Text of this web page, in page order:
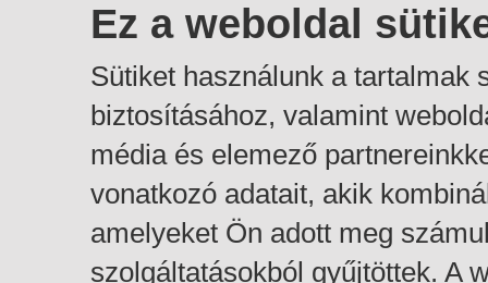
Ez a weboldal
Sütiket használunk a tartalmak
biztosításához, valamint
média és elemező
vonatkozó adatait, akik
amelyeket Ön adott meg
szolgáltatásokból gyűjtöttek. A